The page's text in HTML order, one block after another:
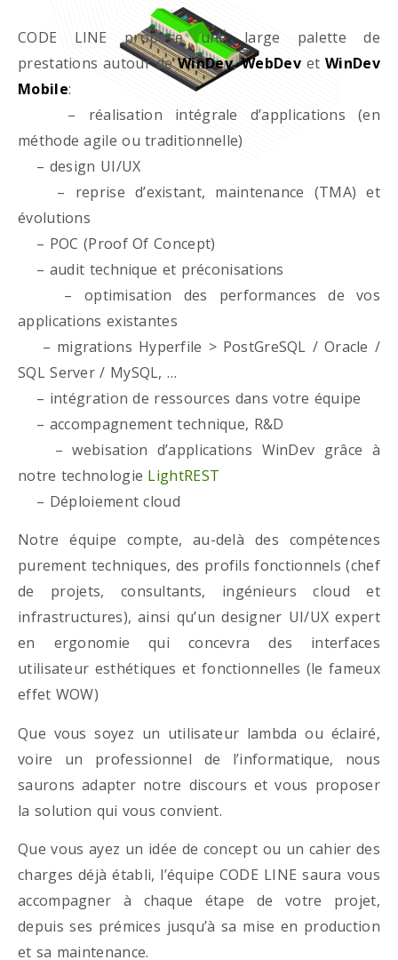
CODE LINE propose une large palette de
prestations autour deWinDev,WebDevet WinDev
Mobile:
– réalisation intégrale d’applications (en
méthode agile ou traditionnelle)
– design UI/UX
– reprise d’existant, maintenance (TMA) et
évolutions
– POC (Proof Of Concept)
– audit technique et préconisations
– optimisation des performances de vos
applications existantes
– migrations Hyperfile > PostGreSQL / Oracle /
SQL Server / MySQL, …
– intégration de ressources dans votre équipe
– accompagnement technique, R&D
– webisation d’applications WinDev grâce à
notre technologie LightREST
– Déploiement cloud
Notre équipe compte, au-delà des compétences
purement techniques, des profils fonctionnels (chef
de projets, consultants, ingénieurs cloud et
infrastructures), ainsi qu’un designer UI/UX expert
en ergonomie qui concevra des interfaces
utilisateur esthétiques et fonctionnelles (le fameux
effet WOW)
Que vous soyez un utilisateur lambda ou éclairé,
voire un professionnel de l’informatique, nous
saurons adapter notre discours et vous proposer
la solution qui vous convient.
Que vous ayez un idée de concept ou un cahier des
charges déjà établi, l’équipe CODE LINE saura vous
accompagner à chaque étape de votre projet,
depuis ses prémices jusqu’à sa mise en production
et sa maintenance.